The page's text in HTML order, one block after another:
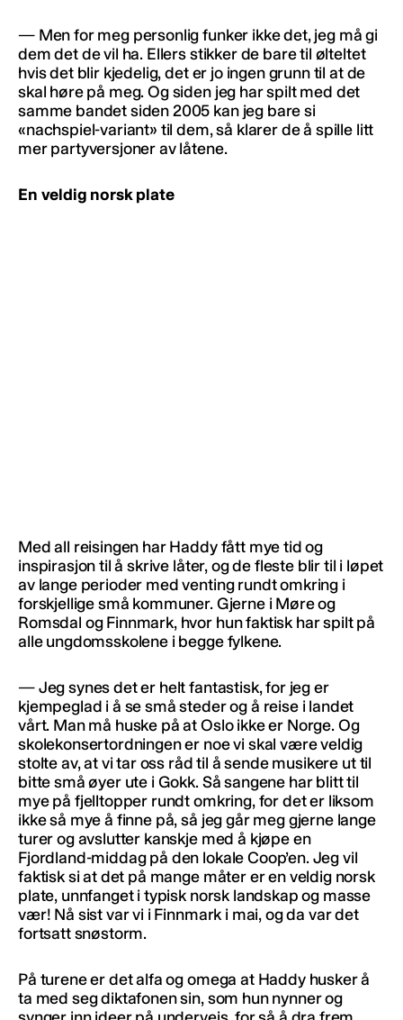
— Men for meg personlig funker ikke det, jeg må gi
dem det de vil ha. Ellers stikker de bare til ølteltet
hvis det blir kjedelig, det er jo ingen grunn til at de
skal høre på meg. Og siden jeg har spilt med det
samme bandet siden 2005 kan jeg bare si
«nachspiel-variant» til dem, så klarer de å spille litt
mer partyversjoner av låtene.
En veldig norsk plate
Med all reisingen har Haddy fått mye tid og
inspirasjon til å skrive låter, og de fleste blir til i løpet
av lange perioder med venting rundt omkring i
forskjellige små kommuner. Gjerne i Møre og
Romsdal og Finnmark, hvor hun faktisk har spilt på
alle ungdomsskolene i begge fylkene.
— Jeg synes det er helt fantastisk, for jeg er
kjempeglad i å se små steder og å reise i landet
vårt. Man må huske på at Oslo ikke er Norge. Og
skolekonsertordningen er noe vi skal være veldig
stolte av, at vi tar oss råd til å sende musikere ut til
bitte små øyer ute i Gokk. Så sangene har blitt til
mye på fjelltopper rundt omkring, for det er liksom
ikke så mye å finne på, så jeg går meg gjerne lange
turer og avslutter kanskje med å kjøpe en
Fjordland-middag på den lokale Coop’en. Jeg vil
faktisk si at det på mange måter er en veldig norsk
plate, unnfanget i typisk norsk landskap og masse
vær! Nå sist var vi i Finnmark i mai, og da var det
fortsatt snøstorm.
På turene er det alfa og omega at Haddy husker å
ta med seg diktafonen sin, som hun nynner og